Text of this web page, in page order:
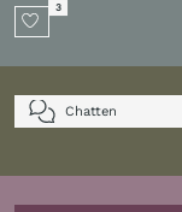
3
Chatten